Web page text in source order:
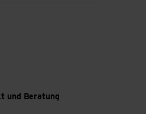
und Beratung